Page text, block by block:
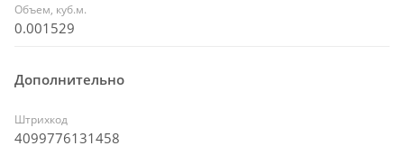
Объем, куб.м.
0.001529
Дополнительно
Штрихкод
4099776131458